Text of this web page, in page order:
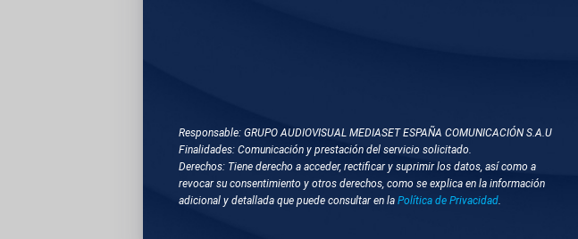
Responsable: GRUPO AUDIOVISUAL MEDIASET ESPAÑA COMUNICACIÓN S.A.U
Finalidades: Comunicación y prestación del servicio solicitado.
Derechos: Tiene derecho a acceder, rectificar y suprimir los datos, así como a
revocar su consentimiento y otros derechos, como se explica en la información
adicional y detallada que puede consultar en la Política de Privacidad
TEMAS RELACIONADOS
ELCHE (ALICANTE) SELECCIÓN ESPAÑOLA